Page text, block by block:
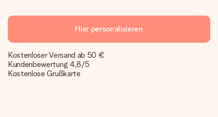
Hier personalisieren
Kostenloser Versand ab 50 €
Kundenbewertung 4,8/5
Kostenlose Grußkarte